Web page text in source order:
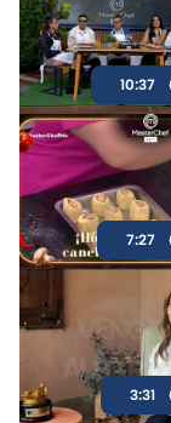
10:37
7:27
3:31